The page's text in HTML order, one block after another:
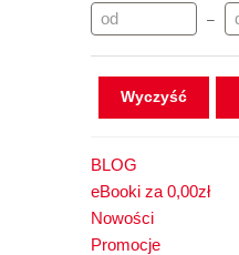
–
Wyczyść
BLOG
eBooki za 0,00zł
Nowości
Promocje